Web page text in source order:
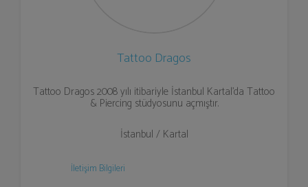
Tattoo Dragos
Tattoo Dragos 2008 yılı itibariyle İstanbul Kartal'da Tattoo
& Piercing stüdyosunu açmıştır.
İstanbul / Kartal
İletişim Bilgileri